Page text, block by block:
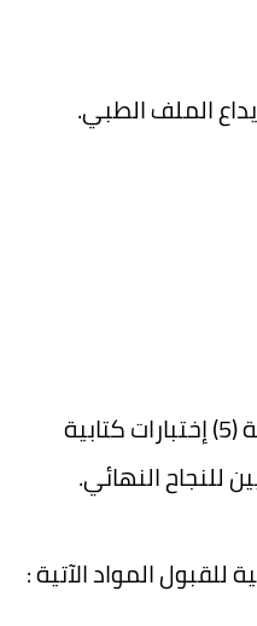
الملف الطبي.
تتضمن المسابقة خمسة (5) إختبارات كتابية
للنجاح النهائي.
للقبول المواد الآتية :